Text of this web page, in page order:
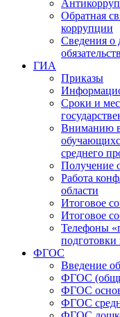
Обратная
коррупции
Сведения о
ГИА
Приказы
Сроки и
Вниманию
среднего
Получение
Работа
области
Итоговое
Итоговое
Телефоны
ФГОС
Введение
ФГОС
ФГОС
ФГОС